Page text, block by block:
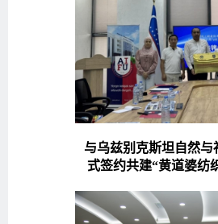
与乌兹别克斯坦自然与
式签约共建“黄道婆纺